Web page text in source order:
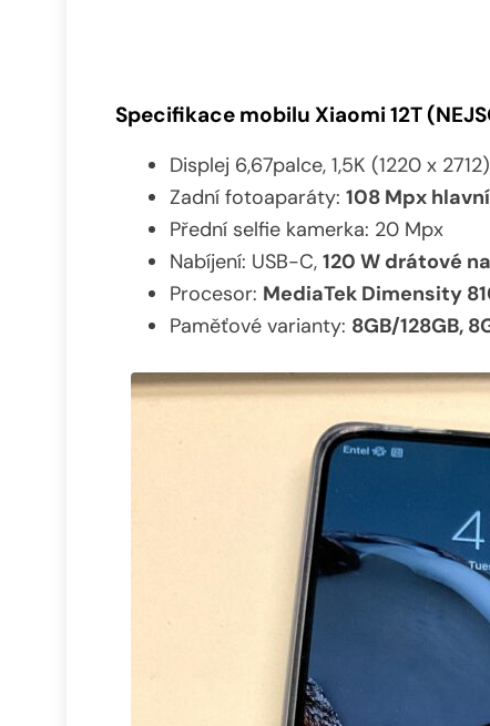
Specifikace mobilu Xiaomi 12T
Displej 6,67palce, 1,5K (1220 x
Zadní fotoaparáty: 108 Mpx hlavní
Přední selfie kamerka: 20 Mpx
Nabíjení: USB-C, 120 W drátové
Procesor: MediaTek Dimensity
Paměťové varianty: 8GB/128GB,